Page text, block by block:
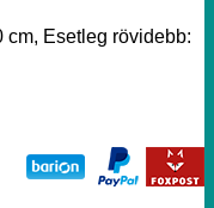
cm, Esetleg rövidebb: